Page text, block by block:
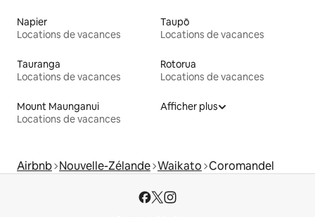
Napier
Locations de vacances
Taupō
Locations de vacances
Tauranga
Locations de vacances
Rotorua
Locations de vacances
Mount Maunganui
Locations de vacances
Afficher plus
Airbnb Nouvelle-Zélande Waikato Coromandel